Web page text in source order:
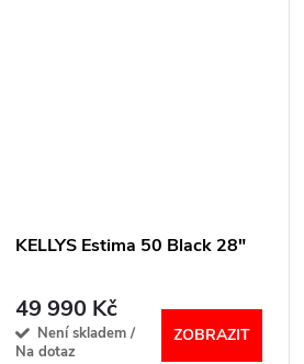
KELLYS Estima 50 Black 28"
49 990 Kč
Není skladem /
Na dotaz
ZOBRAZIT